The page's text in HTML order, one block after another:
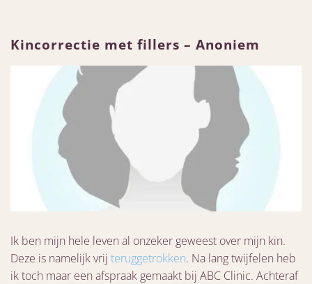
Kincorrectie met fillers – Anoniem
Ik ben mijn hele leven al onzeker geweest over mijn kin.
Deze is namelijk vrij teruggetrokken. Na lang twijfelen heb
ik toch maar een afspraak gemaakt bij ABC Clinic. Achteraf